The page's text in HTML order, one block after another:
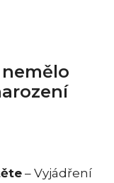
– Vyjádření